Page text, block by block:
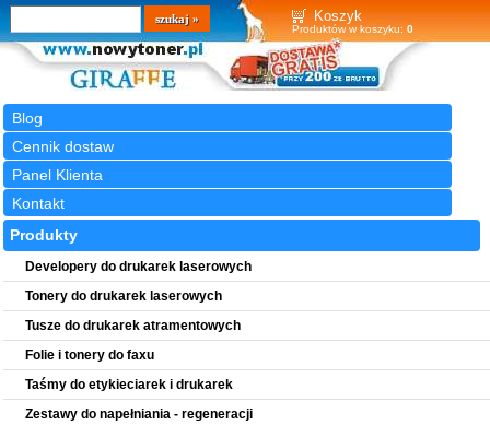
Koszyk
Produktów w koszyku: 0
Blog
Cennik dostaw
Panel Klienta
Kontakt
Wyszukiwarka
szukaj
Produkty
Developery do drukarek laserowych
Tonery do drukarek laserowych
Tusze do drukarek atramentowych
Folie i tonery do faxu
Taśmy do etykieciarek i drukarek
Zestawy do napełniania - regeneracji